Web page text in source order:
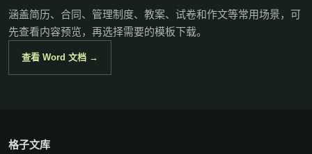
涵盖简历、合同、管理制度、教案、试卷和作文等常用场景，可
先查看内容预览，再选择需要的模板下载。
查看 Word 文档 →
格子文库